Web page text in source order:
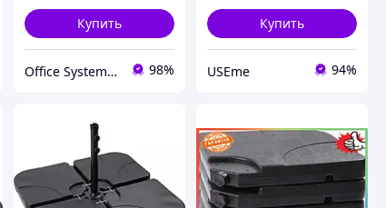
Купить
Office Systems 24 - меблі для всіх! Україна! Підбираємо з любов'ю! 98%
Купить
USEme 94%